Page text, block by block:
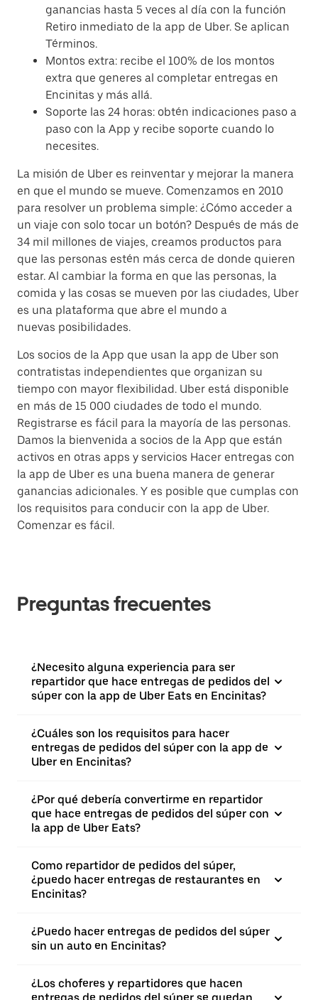
ganancias hasta 5 veces al día con la función
Retiro inmediato de la app de Uber. Se aplican
Términos.
Montos extra: recibe el 100% de los montos
extra que generes al completar entregas en
Encinitas y más allá.
Soporte las 24 horas: obtén indicaciones paso a
paso con la App y recibe soporte cuando lo
necesites.
La misión de Uber es reinventar y mejorar la manera
en que el mundo se mueve. Comenzamos en 2010
para resolver un problema simple: ¿Cómo acceder a
un viaje con solo tocar un botón? Después de más de
34 mil millones de viajes, creamos productos para
que las personas estén más cerca de donde quieren
estar. Al cambiar la forma en que las personas, la
comida y las cosas se mueven por las ciudades, Uber
es una plataforma que abre el mundo a
nuevas posibilidades.
Los socios de la App que usan la app de Uber son
contratistas independientes que organizan su
tiempo con mayor flexibilidad. Uber está disponible
en más de 15 000 ciudades de todo el mundo.
Registrarse es fácil para la mayoría de las personas.
Damos la bienvenida a socios de la App que están
activos en otras apps y servicios Hacer entregas con
la app de Uber es una buena manera de generar
ganancias adicionales. Y es posible que cumplas con
los requisitos para conducir con la app de Uber.
Comenzar es fácil.
Preguntas frecuentes
¿Necesito alguna experiencia para ser
repartidor que hace entregas de pedidos del
súper con la app de Uber Eats en Encinitas?
¿Cuáles son los requisitos para hacer
entregas de pedidos del súper con la app de
Uber en Encinitas?
¿Por qué debería convertirme en repartidor
que hace entregas de pedidos del súper con
la app de Uber Eats?
Como repartidor de pedidos del súper,
¿puedo hacer entregas de restaurantes en
Encinitas?
¿Puedo hacer entregas de pedidos del súper
sin un auto en Encinitas?
¿Los choferes y repartidores que hacen